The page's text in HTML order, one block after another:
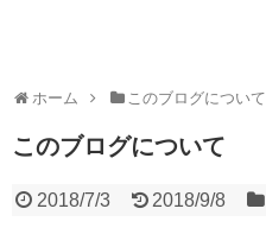
ホーム このブログについて
このブログについて
2018/7/3 2018/9/8